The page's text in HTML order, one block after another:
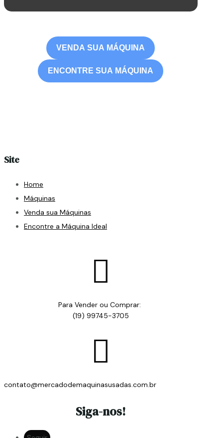
VENDA SUA MÁQUINA
ENCONTRE SUA MÁQUINA
Site
Home
Máquinas
Venda sua Máquinas
Encontre a Máquina Ideal

Para Vender ou Comprar:
(19) 99745-3705

contato@mercadodemaquinasusadas.com.br
Siga-nos!